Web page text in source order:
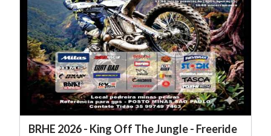
BRHE 2026 - King Off The Jungle - Freeride